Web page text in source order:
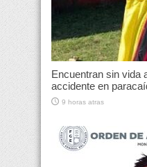
Encuentran sin vida
accidente en
9 horas atras